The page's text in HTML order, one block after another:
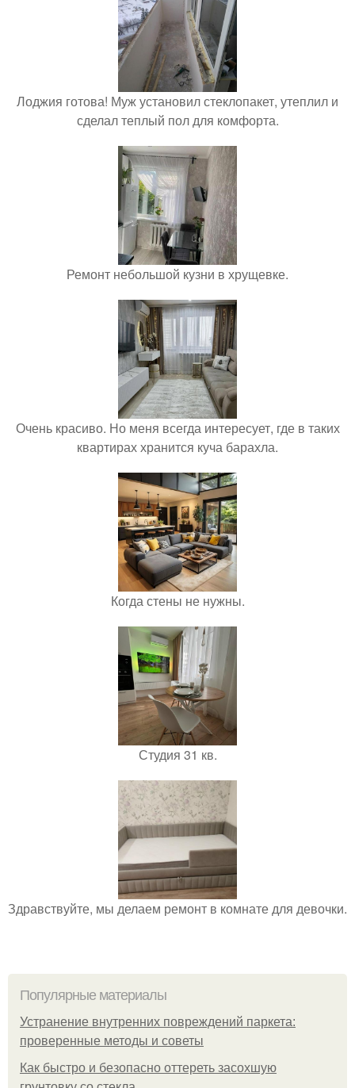
Лоджия готова! Муж установил стеклопакет, утеплил и
сделал теплый пол для комфорта.
Ремонт небольшой кузни в хрущевке.
Очень красиво. Но меня всегда интересует, где в таких
квартирах хранится куча барахла.
Когда стены не нужны.
Студия 31 кв.
Здравствуйте, мы делаем ремонт в комнате для девочки.
Популярные материалы
Устранение внутренних повреждений паркета:
проверенные методы и советы
Как быстро и безопасно оттереть засохшую